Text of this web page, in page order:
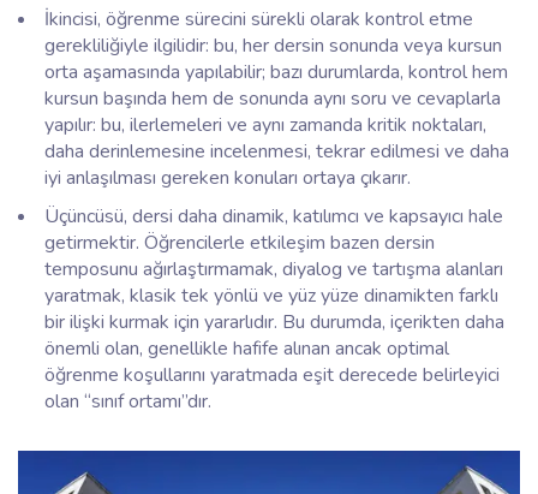
İkincisi, öğrenme sürecini sürekli olarak kontrol etme
gerekliliğiyle ilgilidir: bu, her dersin sonunda veya kursun
orta aşamasında yapılabilir; bazı durumlarda, kontrol hem
kursun başında hem de sonunda aynı soru ve cevaplarla
yapılır: bu, ilerlemeleri ve aynı zamanda kritik noktaları,
daha derinlemesine incelenmesi, tekrar edilmesi ve daha
iyi anlaşılması gereken konuları ortaya çıkarır.
Üçüncüsü, dersi daha dinamik, katılımcı ve kapsayıcı hale
getirmektir. Öğrencilerle etkileşim bazen dersin
temposunu ağırlaştırmamak, diyalog ve tartışma alanları
yaratmak, klasik tek yönlü ve yüz yüze dinamikten farklı
bir ilişki kurmak için yararlıdır. Bu durumda, içerikten daha
önemli olan, genellikle hafife alınan ancak optimal
öğrenme koşullarını yaratmada eşit derecede belirleyici
olan “sınıf ortamı”dır.